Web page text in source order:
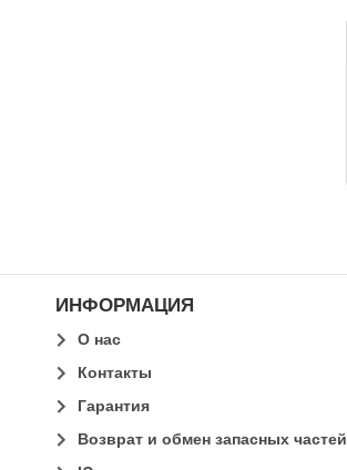
ИНФОРМАЦИЯ
О нас
Контакты
Гарантия
Возврат и обмен запасных частей